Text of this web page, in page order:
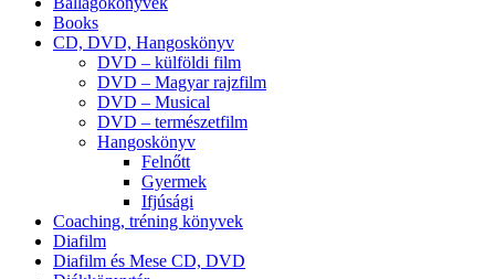
Books
CD, DVD, Hangoskönyv
DVD – külföldi film
DVD – Magyar rajzfilm
DVD – Musical
DVD – természetfilm
Hangoskönyv
Felnőtt
Gyermek
Ifjúsági
Coaching, tréning könyvek
Diafilm
Diafilm és Mese CD, DVD